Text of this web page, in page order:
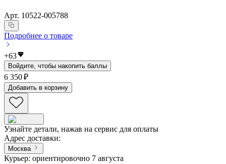
Арт. 10522-005788
Подробнее о товаре
+63
Войдите, чтобы накопить баллы
6 350 ₽
Добавить в корзину
Узнайте детали, нажав на сервис для оплаты
Адрес доставки:
Москва
Курьер: ориентировочно 7 августа